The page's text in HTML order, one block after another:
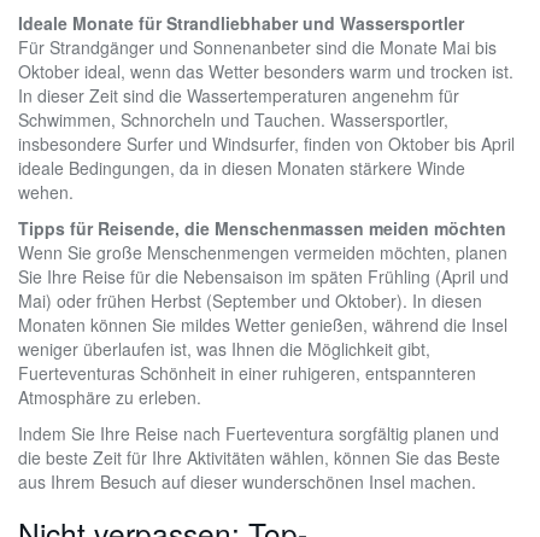
Ideale Monate für Strandliebhaber und Wassersportler
Für Strandgänger und Sonnenanbeter sind die Monate Mai bis
Oktober ideal, wenn das Wetter besonders warm und trocken ist.
In dieser Zeit sind die Wassertemperaturen angenehm für
Schwimmen, Schnorcheln und Tauchen. Wassersportler,
insbesondere Surfer und Windsurfer, finden von Oktober bis April
ideale Bedingungen, da in diesen Monaten stärkere Winde
wehen.
Tipps für Reisende, die Menschenmassen meiden möchten
Wenn Sie große Menschenmengen vermeiden möchten, planen
Sie Ihre Reise für die Nebensaison im späten Frühling (April und
Mai) oder frühen Herbst (September und Oktober). In diesen
Monaten können Sie mildes Wetter genießen, während die Insel
weniger überlaufen ist, was Ihnen die Möglichkeit gibt,
Fuerteventuras Schönheit in einer ruhigeren, entspannteren
Atmosphäre zu erleben.
Indem Sie Ihre Reise nach Fuerteventura sorgfältig planen und
die beste Zeit für Ihre Aktivitäten wählen, können Sie das Beste
aus Ihrem Besuch auf dieser wunderschönen Insel machen.